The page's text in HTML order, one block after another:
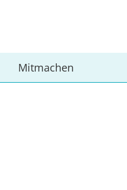
Mitmachen